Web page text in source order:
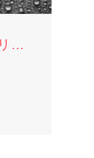
ガラスコーティング（Kクリーンバリア）